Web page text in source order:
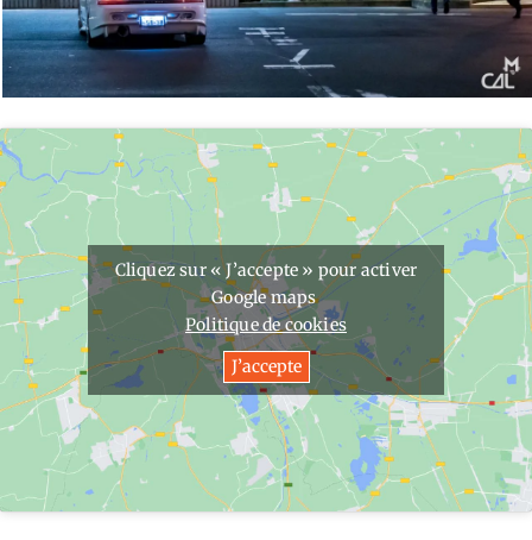
Cliquez sur « J’accepte » pour activer
Google maps
Politique de cookies
J’accepte